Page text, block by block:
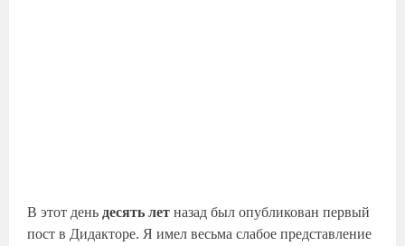
В этот день десять лет назад был опубликован первый
пост в Дидакторе. Я имел весьма слабое представление